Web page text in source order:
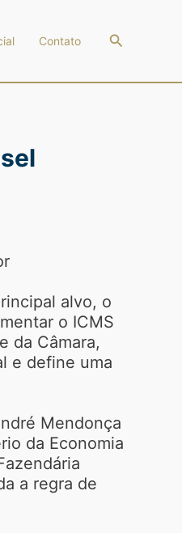
Contato Pesquisar
alvo, o
o ICMS
da Câmara,
e define uma
Mendonça
da Economia
a regra de